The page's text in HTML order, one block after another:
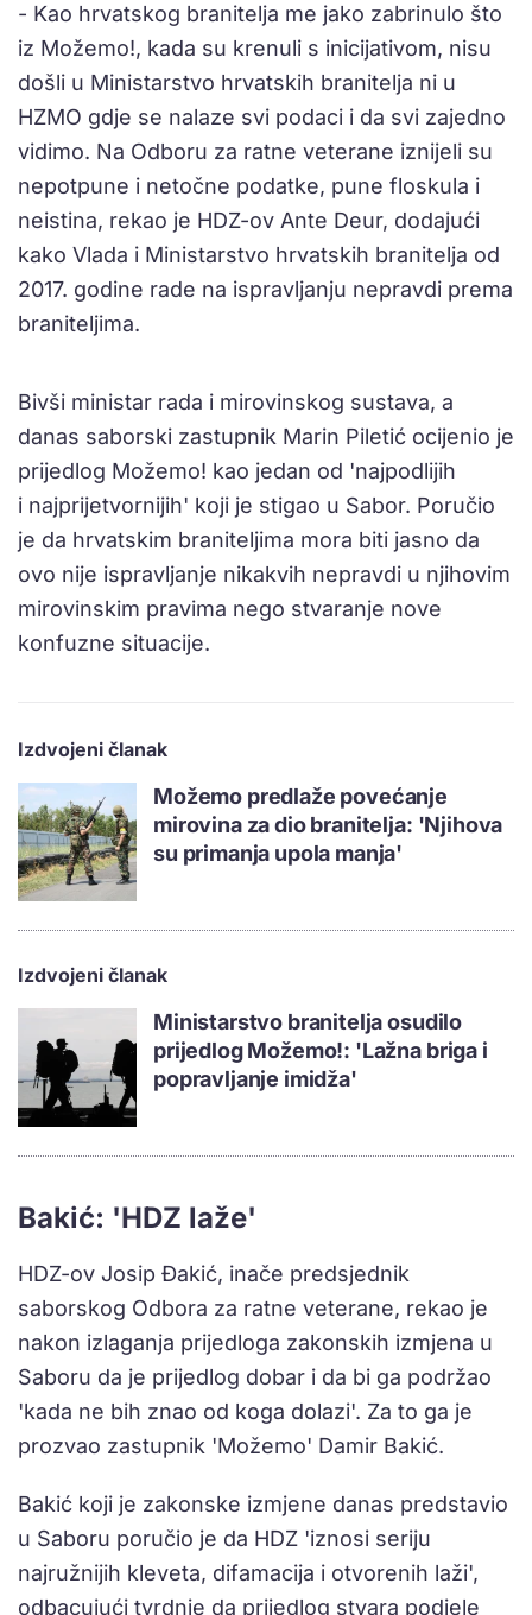
- Kao hrvatskog branitelja me jako zabrinulo što
iz Možemo!, kada su krenuli s inicijativom, nisu
došli u Ministarstvo hrvatskih branitelja ni u
HZMO gdje se nalaze svi podaci i da svi zajedno
vidimo. Na Odboru za ratne veterane iznijeli su
nepotpune i netočne podatke, pune floskula i
neistina, rekao je HDZ-ov Ante Deur, dodajući
kako Vlada i Ministarstvo hrvatskih branitelja od
2017. godine rade na ispravljanju nepravdi prema
braniteljima.
Bivši ministar rada i mirovinskog sustava, a
danas saborski zastupnik Marin Piletić ocijenio je
prijedlog Možemo! kao jedan od 'najpodlijih
i najprijetvornijih' koji je stigao u Sabor. Poručio
je da hrvatskim braniteljima mora biti jasno da
ovo nije ispravljanje nikakvih nepravdi u njihovim
mirovinskim pravima nego stvaranje nove
konfuzne situacije.
Izdvojeni članak
Možemo predlaže povećanje
mirovina za dio branitelja: 'Njihova
su primanja upola manja'
Izdvojeni članak
Ministarstvo branitelja osudilo
prijedlog Možemo!: 'Lažna briga i
popravljanje imidža'
Bakić: 'HDZ laže'
HDZ-ov Josip Đakić, inače predsjednik
saborskog Odbora za ratne veterane, rekao je
nakon izlaganja prijedloga zakonskih izmjena u
Saboru da je prijedlog dobar i da bi ga podržao
'kada ne bih znao od koga dolazi'. Za to ga je
prozvao zastupnik 'Možemo' Damir Bakić.
Bakić koji je zakonske izmjene danas predstavio
u Saboru poručio je da HDZ 'iznosi seriju
najružnijih kleveta, difamacija i otvorenih laži',
odbacujući tvrdnje da prijedlog stvara podjele